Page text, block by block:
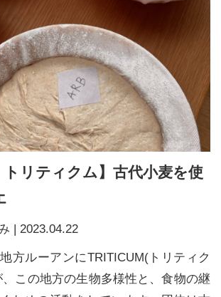
トリティクム】古代小麦を使
2023.04.22
方ルーアンにTRITICUM(トリティク
この地方の生物多様性と、食物の継